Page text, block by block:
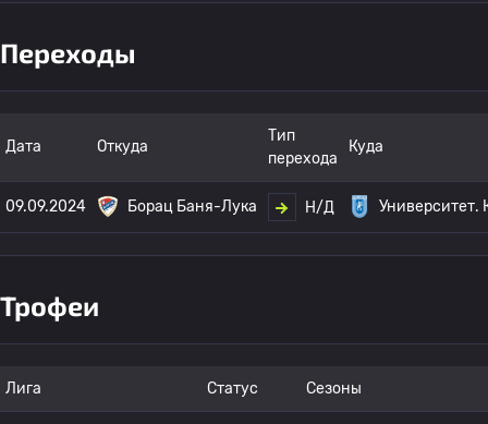
Переходы
Дата Откуда
Тип
перехода
Куда
09.09.2024 Борац Баня-Лука Н/Д Университет.
Трофеи
Лига Статус Сезоны